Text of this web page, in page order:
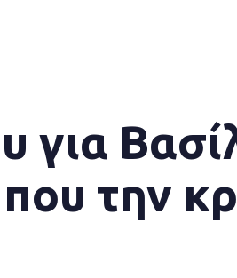
για
την